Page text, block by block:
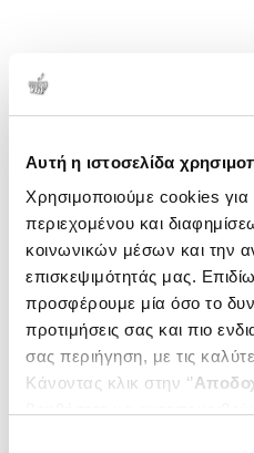
Αυτή η ιστοσελίδα
Χρησιμοποιούμε cookies για
περιεχομένου και
κοινωνικών μέσων και την
επισκεψιμότητάς μας.
προσφέρουμε μία όσο το
προτιμήσεις σας και πιο
σας περιήγηση, με τις
Κάνοντας κλικ στην ‘’